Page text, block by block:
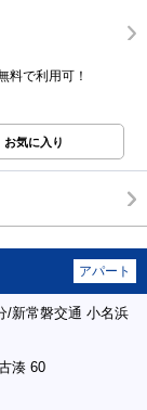
料で利用可！
お気に入り
アパート
/新常磐交通 小名浜
湊 60